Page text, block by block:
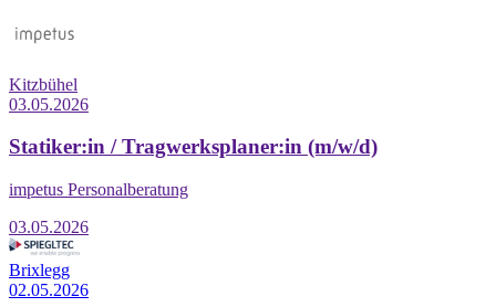
Kitzbühel
03.05.2026
Statiker:in / Tragwerksplaner:in (m/w/d)
impetus Personalberatung
03.05.2026
Brixlegg
02.05.2026